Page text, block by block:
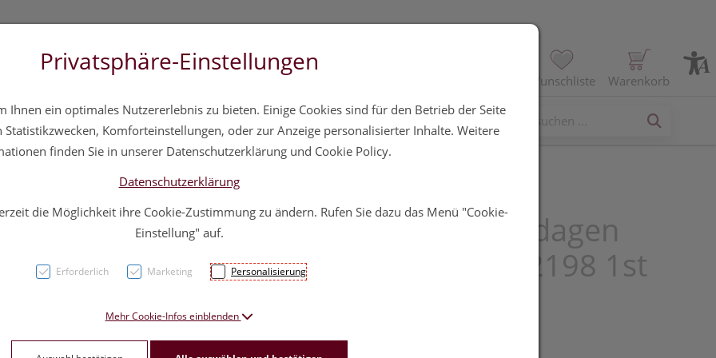
Wunschliste Warenkorb
Hautpflege Familie Nahrungsergänzung Diverses
Sprunggelenksbandagen
Sanisport M Nr 222198 1st
8,95 EUR
Privatsphäre-Einstellungen
Ihnen ein optimales Nutzererlebnis zu bieten. Einige Cookies sind für den Betrieb der Seite
Komforteinstellungen, oder zur Anzeige personalisierter Inhalte. Weitere
finden Sie in unserer Datenschutzerklärung und Cookie Policy.
Datenschutzerklärung
die Möglichkeit ihre Cookie-Zustimmung zu ändern. Rufen Sie dazu das Menü "Cookie-
Einstellung" auf.
Erforderlich Marketing Personalisierung
Mehr Cookie-Infos einblenden